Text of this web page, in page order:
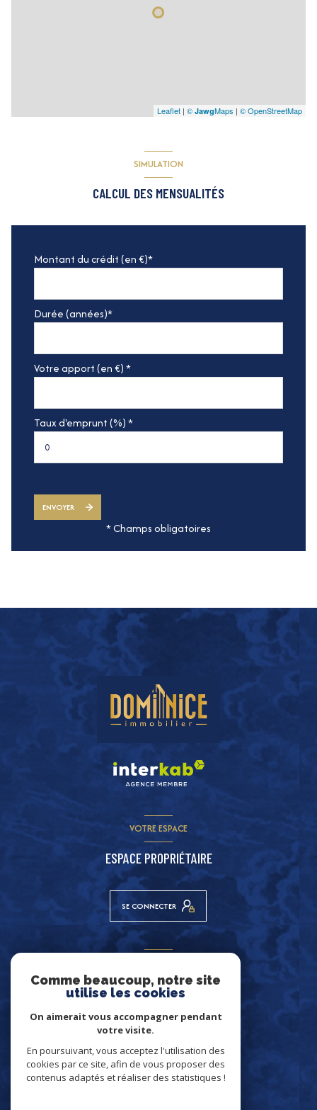
Leaflet | © JawgMaps | © OpenStreetMap
SIMULATION
CALCUL DES MENSUALITÉS
Montant du crédit (en €)*
Durée (années)*
Votre apport (en €) *
Taux d'emprunt (%) *
ENVOYER
* Champs obligatoires
VOTRE ESPACE
ESPACE PROPRIÉTAIRE
SE CONNECTER
NOUS ADHÉRONS
Comme beaucoup, notre site
utilise les cookies
On aimerait vous accompagner pendant
votre visite.
En poursuivant, vous acceptez l'utilisation des
cookies par ce site, afin de vous proposer des
contenus adaptés et réaliser des statistiques !